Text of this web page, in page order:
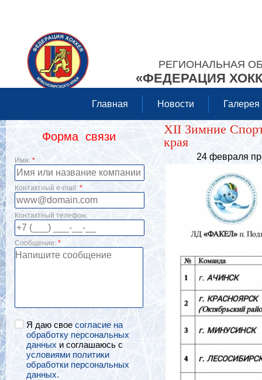
РЕГИОНАЛЬНАЯ
«ФЕДЕРАЦИЯ
Главная Новости Галерея
Форма связи
Имя: *
Контактный e-mail: *
Контактный телефон:
Сообщение: *
Я даю свое согласие на
обработку персональных
данных и соглашаюсь с
условиями политики
обработки персональных
данных.
XII Зимние
края
24 февраля